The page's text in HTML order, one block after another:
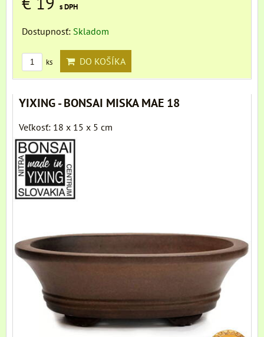
s DPH
Dostupnosť: Skladom
ks DO KOŠÍKA
YIXING - BONSAI MISKA MAE 18
Veľkosť: 18 x 15 x 5 cm